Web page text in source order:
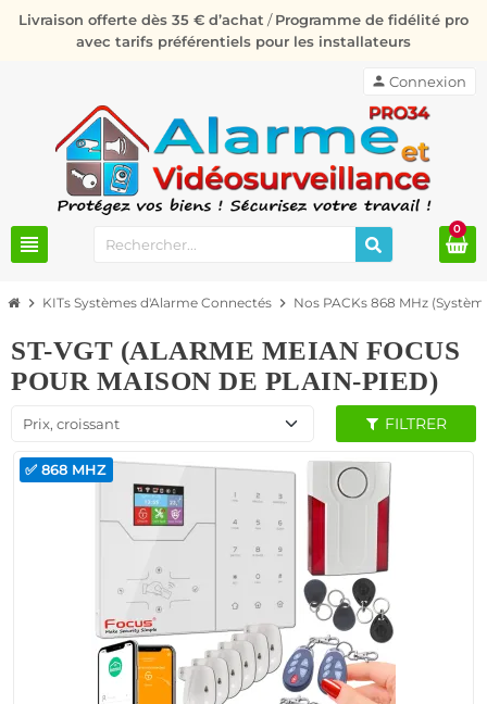
Livraison offerte dès 35 € d’achat /Programme de fidélité pro
avec tarifs préférentiels pour les installateurs
view_headline
person Connexion
0
chevron_right KITs Systèmes d'Alarme Connectés chevron_right Nos PACKs 868 MHz
ST-VGT (ALARME MEIAN FOCUS
POUR MAISON DE PLAIN-PIED)
Prix, croissant FILTRER
✅ 868 MHZ